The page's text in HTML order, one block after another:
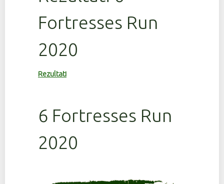
Fortresses Run
2020
Rezultati
6 Fortresses Run
2020